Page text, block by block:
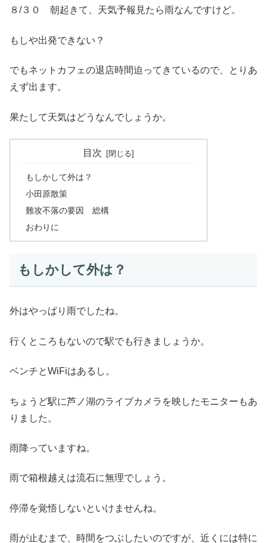
８/３０ 朝起きて、天気予報見たら雨なんですけど。
もしや出発できない？
でもネットカフェの退店時間迫ってきているので、とりあ
えず出ます。
果たして天気はどうなんでしょうか。
目次
もしかして外は？
小田原散策
難攻不落の要因 総構
おわりに
もしかして外は？
外はやっぱり雨でしたね。
行くところもないので駅でも行きましょうか。
ベンチとWiFiはあるし。
ちょうど駅に芦ノ湖のライブカメラを映したモニターもあ
りました。
雨降っていますね。
雨で箱根越えは流石に無理でしょう。
停滞を覚悟しないといけませんね。
雨が止むまで、時間をつぶしたいのですが、近くには特に